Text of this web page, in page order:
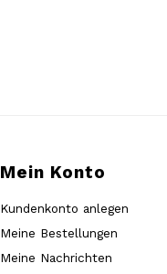
Mein Konto
Kundenkonto anlegen
Meine Bestellungen
Meine Nachrichten